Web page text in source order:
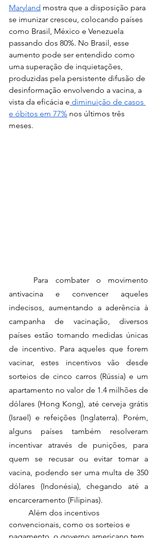
Maryland mostra que a disposição para
se imunizar cresceu, colocando países
como Brasil, México e Venezuela
passando dos 80%. No Brasil, esse
aumento pode ser entendido como
uma superação de inquietações,
produzidas pela persistente difusão de
desinformação envolvendo a vacina, a
vista da eficácia e diminuição de casos
e óbitos em 77% nos últimos três
meses.
antivacina e convencer aqueles
indecisos, aumentando a aderência à
campanha de vacinação, diversos
países estão tomando medidas únicas
de incentivo. Para aqueles que forem
vacinar, estes incentivos vão desde
sorteios de cinco carros (Rússia) e um
apartamento no valor de 1.4 milhões de
dólares (Hong Kong), até cerveja grátis
(Israel) e refeições (Inglaterra). Porém,
alguns países também resolveram
incentivar através de punições, para
quem se recusar ou evitar tomar a
vacina, podendo ser uma multa de 350
dólares (Indonésia), chegando até a
encarceramento (Filipinas).
convencionais, como os sorteios e